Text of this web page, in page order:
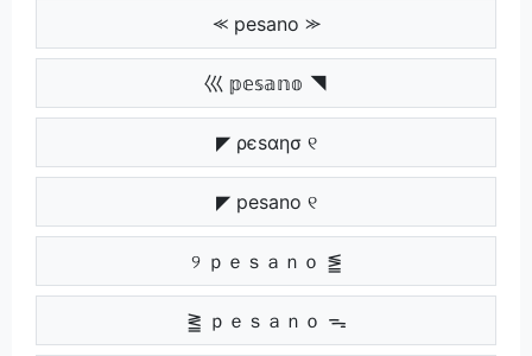
⪻ pesano ⪼
巛 𝕡𝕖𝕤𝕒𝕟𝕠 ◥
◤ ρєѕαησ ୧
◤ pesano ୧
୨ ｐｅｓａｎｏ ⪑
⪒ ｐｅｓａｎｏ ᯓ